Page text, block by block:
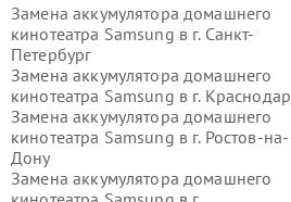
Замена аккумулятора домашнего
кинотеатра Samsung в г. Санкт-
Петербург
Замена аккумулятора домашнего
кинотеатра Samsung в г. Краснодар
Замена аккумулятора домашнего
кинотеатра Samsung в г. Ростов-на-
Дону
Замена аккумулятора домашнего